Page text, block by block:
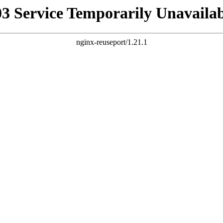
Service Temporarily
nginx-reuseport/1.21.1